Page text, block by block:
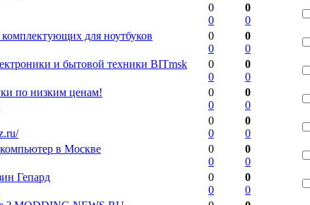
0
0
0
0
для ноутбуков
0
0
0
0
и бытовой техники BITmsk
0
0
0
0
по низким ценам!
0
0
0
0
0
0
0
0
в Москве
0
0
0
0
Гепард
0
0
0
0